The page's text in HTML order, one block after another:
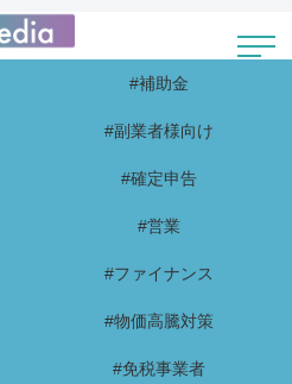
#補助金
#副業者様向け
#確定申告
#営業
#ファイナンス
#物価高騰対策
#免税事業者